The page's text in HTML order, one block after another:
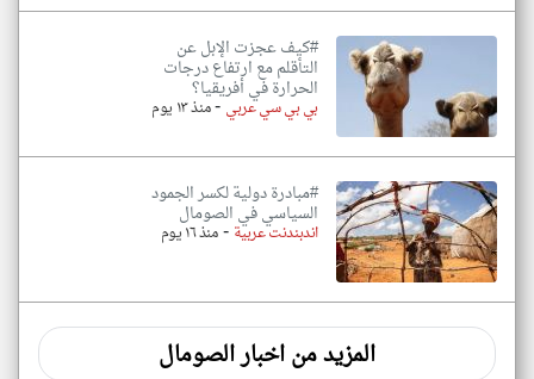
#كيف عجزت الإبل عن
التأقلم مع ارتفاع درجات
الحرارة في أفريقيا؟
بي بي سي عربي-منذ ١٣ يوم
#مبادرة دولية لكسر الجمود
السياسي في الصومال
اندبندنت عربية -منذ ١٦ يوم
المزيد من اخبار الصومال